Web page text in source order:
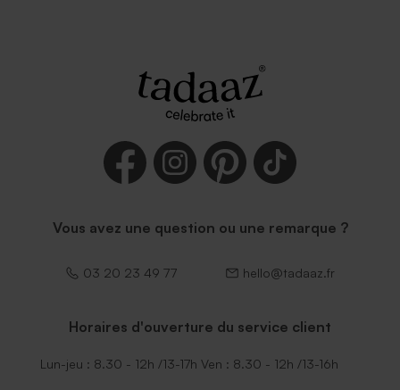
Vous avez une question ou une remarque ?
03 20 23 49 77 hello@tadaaz.fr
Horaires d'ouverture du service client
Lun-jeu : 8.30 - 12h /13-17h Ven : 8.30 - 12h /13-16h